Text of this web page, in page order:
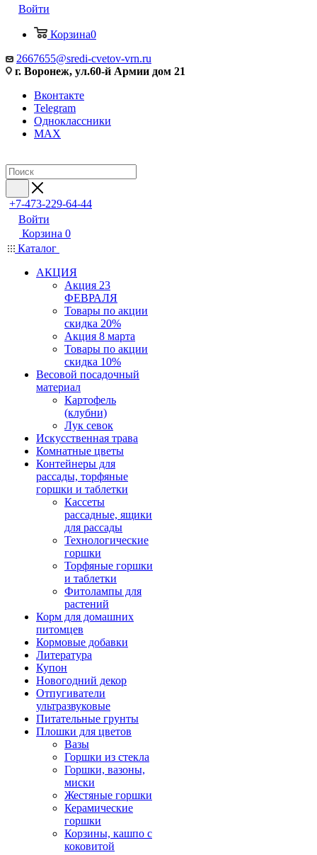
Войти
Корзина0
2667655@sredi-cvetov-vrn.ru
г. Воронеж, ул.60-й Армии дом 21
Вконтакте
Telegram
Одноклассники
MAX
+7-473-229-64-44
Войти
Корзина 0
Каталог
АКЦИЯ
Акция 23
ФЕВРАЛЯ
Товары по акции
скидка 20%
Акция 8 марта
Товары по акции
скидка 10%
Весовой посадочный
материал
Картофель
(клубни)
Лук севок
Искусственная трава
Комнатные цветы
Контейнеры для
рассады, торфяные
горшки и таблетки
Кассеты
рассадные, ящики
для рассады
Технологические
горшки
Торфяные горшки
и таблетки
Фитолампы для
растений
Корм для домашних
питомцев
Кормовые добавки
Литература
Купон
Новогодний декор
Отпугиватели
ультразвуковые
Питательные грунты
Плошки для цветов
Вазы
Горшки из стекла
Горшки, вазоны,
миски
Жестяные горшки
Керамические
горшки
Корзины, кашпо с
коковитой